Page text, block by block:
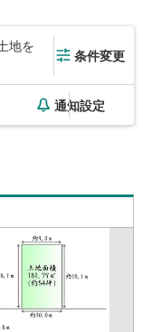
地を
条件変更
通知設定